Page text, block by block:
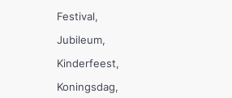
Festival
Jubileum
Kinderfeest
Koningsdag